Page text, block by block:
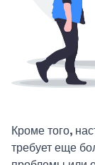
Кроме того,
требует еще